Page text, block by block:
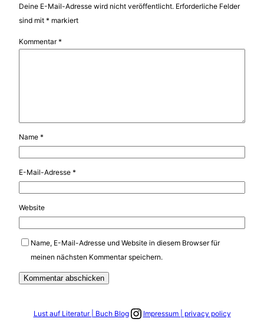
Deine E-Mail-Adresse wird nicht veröffentlicht. Erforderliche Felder
sind mit * markiert
Kommentar*
Name *
E-Mail-Adresse *
Website
Name, E-Mail-Adresse und Website in diesem Browser für
meinen nächsten Kommentar speichern.
Lust auf Literatur | Buch BlogLink zum Instagram Account
Impressum | privacy policy